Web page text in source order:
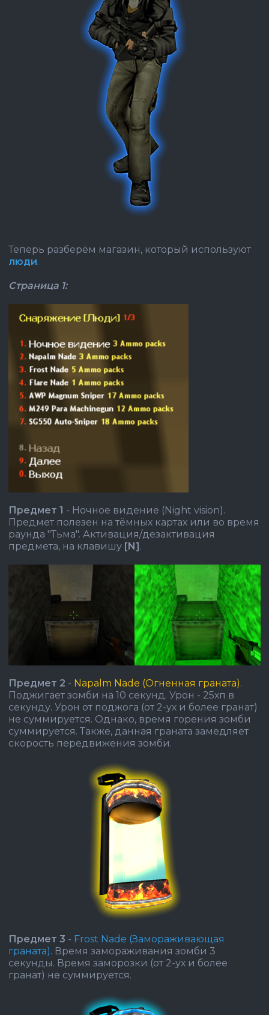
Теперь разберём магазин, который используют
люди.
Страница 1:
Предмет 1 - Ночное видение (Night vision).
Предмет полезен на тёмных картах или во время
раунда "Тьма". Активация/дезактивация
предмета, на клавишу [N].
Предмет 2 - Napalm Nade (Огненная граната).
Поджигает зомби на 10 секунд. Урон - 25хп в
секунду. Урон от поджога (от 2-ух и более гранат)
не суммируется. Однако, время горения зомби
суммируется. Также, данная граната замедляет
скорость передвижения зомби.
Предмет 3 - Frost Nade (Замораживающая
граната). Время замораживания зомби 3
секунды. Время заморозки (от 2-ух и более
гранат) не суммируется.